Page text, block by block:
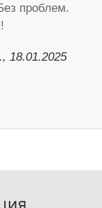
проблем.
18.01.2025